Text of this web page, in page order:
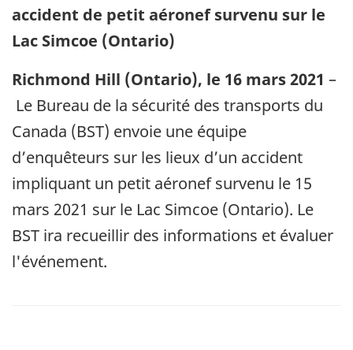
accident de petit aéronef survenu sur le
Lac Simcoe (Ontario)
Richmond Hill (Ontario), le 16 mars 2021 –
Le Bureau de la sécurité des transports du
Canada (BST) envoie une équipe
d’enquêteurs sur les lieux d’un accident
impliquant un petit aéronef survenu le 15
mars 2021 sur le Lac Simcoe (Ontario). Le
BST ira recueillir des informations et évaluer
l'événement.